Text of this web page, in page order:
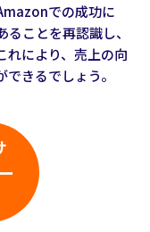
での成功に
ことを再認識し、
れにより、売上の向
きるでしょう。